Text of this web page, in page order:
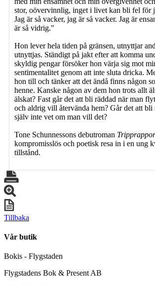
stor, oövervinnlig, inget i livet kan bli fel för
Jag är så vacker, jag är så vacker. Jag är
är så vidrig."
Hon lever hela tiden på gränsen, utnyttjar
utnyttjas. Ständigt på jakt efter att komma
skyldig pengar försöker hon värja sig mot
sentimentalitet genom att inte sluta dricka.
hon till och tänker att det ändå finns någon
henne. Kanske någon av dem hon trots allt
älskat? Fast går det att bli räddad när man
och aldrig vill återvända hem? Går det att bli
själv inte vet om man vill det?
Tone Schunnessons debutroman
kompromisslös och poetisk resa in i en ung
tillstånd.
Tillbaka
Vår butik
Bokis - Flygstaden
Flygstadens Bok & Present AB